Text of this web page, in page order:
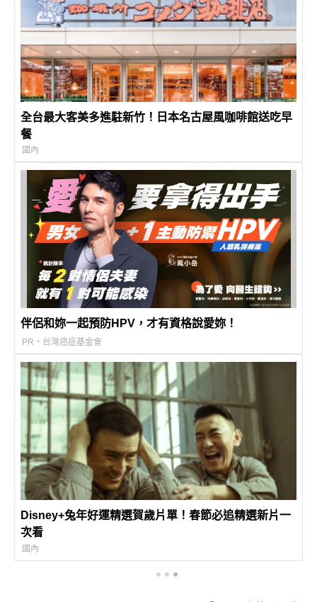
全台最大客美多進駐新竹！日本名古屋風咖啡館送吃早
餐
國內
伴侶和妳一起預防HPV，才有資格說愛妳！
PR・台灣癌症基金會
Disney+兔年好運精選賀歲片單！春節必追精選新片一
次看
國內